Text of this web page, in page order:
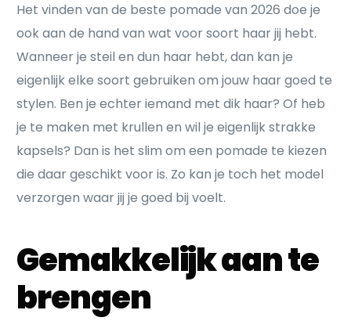
Het vinden van de beste pomade van 2026 doe je
ook aan de hand van wat voor soort haar jij hebt.
Wanneer je steil en dun haar hebt, dan kan je
eigenlijk elke soort gebruiken om jouw haar goed te
stylen. Ben je echter iemand met dik haar? Of heb
je te maken met krullen en wil je eigenlijk strakke
kapsels? Dan is het slim om een pomade te kiezen
die daar geschikt voor is. Zo kan je toch het model
verzorgen waar jij je goed bij voelt.
Gemakkelijk aan te
brengen